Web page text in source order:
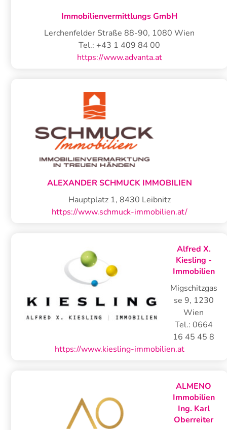
Immobilienvermittlungs GmbH
Lerchenfelder Straße 88-90, 1080 Wien
Tel.: +43 1 409 84 00
https://www.advanta.at
ALEXANDER SCHMUCK IMMOBILIEN
Hauptplatz 1, 8430 Leibnitz
https://www.schmuck-immobilien.at/
Alfred X.
Kiesling -
Immobilien
Migschitzgas
se 9, 1230
Wien
Tel.: 0664
16 45 45 8
https://www.kiesling-immobilien.at
ALMENO
Immobilien
Ing. Karl
Oberreiter